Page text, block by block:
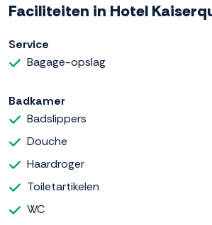
Faciliteiten in Hotel
Service
Bagage-opslag
Badkamer
Badslippers
Douche
Haardroger
Toiletartikelen
WC